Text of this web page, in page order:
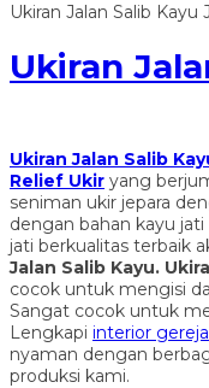
Ukiran Jalan Salib Kayu
Ukiran
Ukiran Jalan Salib
Relief Ukir yang
seniman ukir jepara
dengan bahan kayu
jati berkualitas terbaik
Jalan Salib Kayu.
cocok untuk mengisi
Sangat cocok untuk
Lengkapi interior gereja
nyaman dengan
produksi kami.